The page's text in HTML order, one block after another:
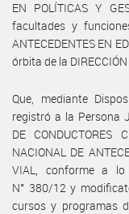
EN POLÍTICAS Y
facultades y
ANTECEDENTES EN
órbita de la DIRECCIÓN
Que, mediante
registró a la Persona
DE
NACIONAL DE
VIAL, conforme a lo
N° 380/12 y
cursos y programas